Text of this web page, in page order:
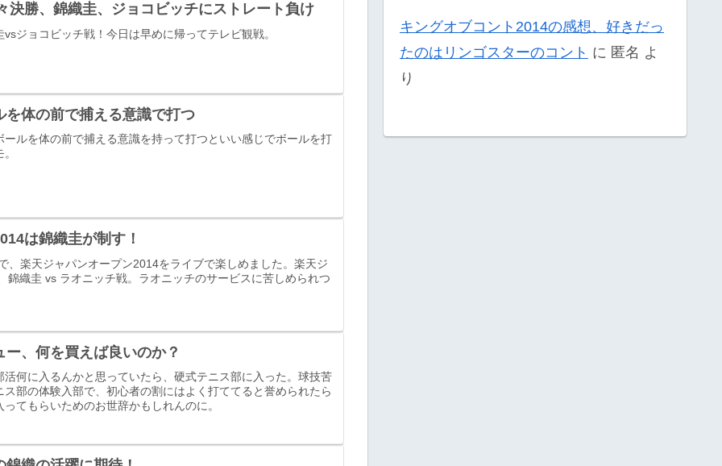
決勝、錦織圭、ジョコビッチにストレート負け
ジョコビッチ戦！今日は早めに帰ってテレビ観戦。
を体の前で捕える意識で打つ
ルを体の前で捕える意識を持って打つといい感じでボールを打
は錦織圭が制す！
、楽天ジャパンオープン2014をライブで楽しめました。楽天ジ
錦織圭 vs ラオニッチ戦。ラオニッチのサービスに苦しめられつ
、何を買えば良いのか？
何に入るんかと思っていたら、硬式テニス部に入った。球技苦
部の体験入部で、初心者の割にはよく打ててると誉められたら
てもらいためのお世辞かもしれんのに。
キングオブコント2014の感想、好きだっ
たのはリンゴスターのコント に 匿名 よ
り